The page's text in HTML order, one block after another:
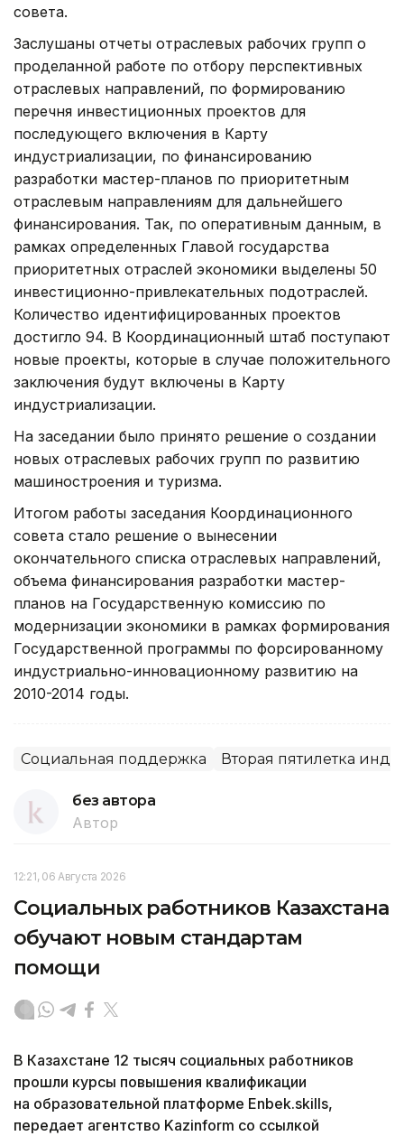
совета.
Заслушаны отчеты отраслевых рабочих групп о
проделанной работе по отбору перспективных
отраслевых направлений, по формированию
перечня инвестиционных проектов для
последующего включения в Карту
индустриализации, по финансированию
разработки мастер-планов по приоритетным
отраслевым направлениям для дальнейшего
финансирования. Так, по оперативным данным, в
рамках определенных Главой государства
приоритетных отраслей экономики выделены 50
инвестиционно-привлекательных подотраслей.
Количество идентифицированных проектов
достигло 94. В Координационный штаб поступают
новые проекты, которые в случае положительного
заключения будут включены в Карту
индустриализации.
На заседании было принято решение о создании
новых отраслевых рабочих групп по развитию
машиностроения и туризма.
Итогом работы заседания Координационного
совета стало решение о вынесении
окончательного списка отраслевых направлений,
объема финансирования разработки мастер-
планов на Государственную комиссию по
модернизации экономики в рамках формирования
Государственной программы по форсированному
индустриально-инновационному развитию на
2010-2014 годы.
Социальная поддержка Вторая пятилетка
без автора
Автор
12:21, 06 Августа 2026
Социальных работников Казахстана
обучают новым стандартам
помощи
В Казахстане 12 тысяч социальных работников
прошли курсы повышения квалификации
на образовательной платформе Enbek.skills,
передает агентство Kazinform со ссылкой